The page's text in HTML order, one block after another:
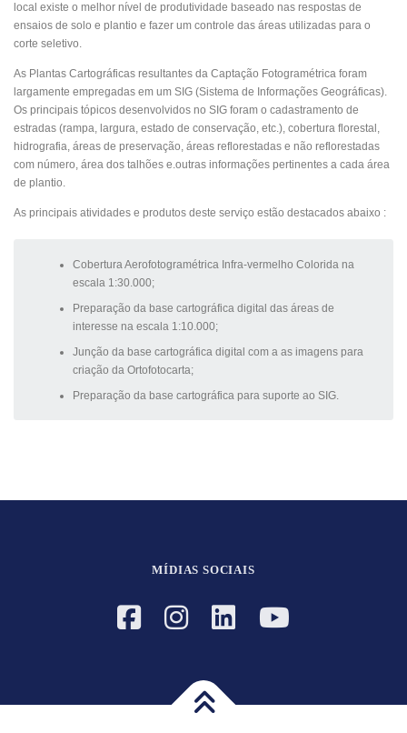
local existe o melhor nível de produtividade baseado nas respostas de
ensaios de solo e plantio e fazer um controle das áreas utilizadas para o
corte seletivo.
As Plantas Cartográficas resultantes da Captação Fotogramétrica foram
largamente empregadas em um SIG (Sistema de Informações Geográficas).
Os principais tópicos desenvolvidos no SIG foram o cadastramento de
estradas (rampa, largura, estado de conservação, etc.), cobertura florestal,
hidrografia, áreas de preservação, áreas reflorestadas e não reflorestadas
com número, área dos talhões e.outras informações pertinentes a cada área
de plantio.
As principais atividades e produtos deste serviço estão destacados abaixo :
Cobertura Aerofotogramétrica Infra-vermelho Colorida na
escala 1:30.000;
Preparação da base cartográfica digital das áreas de
interesse na escala 1:10.000;
Junção da base cartográfica digital com a as imagens para
criação da Ortofotocarta;
Preparação da base cartográfica para suporte ao SIG.
MÍDIAS SOCIAIS